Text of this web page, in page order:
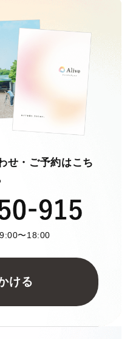
せ・ご予約はこち
〜18:00
ける